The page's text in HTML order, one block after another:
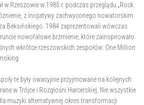
w Rzeszowie w 1985 r. podczas przeglądu „Rock
z inicjatywy zachwyconego nowatorskim
Beksińskiego. 1984 zaprezentowali wówczas
nowofalowe brzmienie, które zainspirowało
wkrótce rzeszowskich zespołów: One Million
te były owacyjnie przyjmowane na kolejnych
w Trójce i Rozgłośni Harcerskiej. Nie wszystkie
muzyki alternatywnej okres transformacji